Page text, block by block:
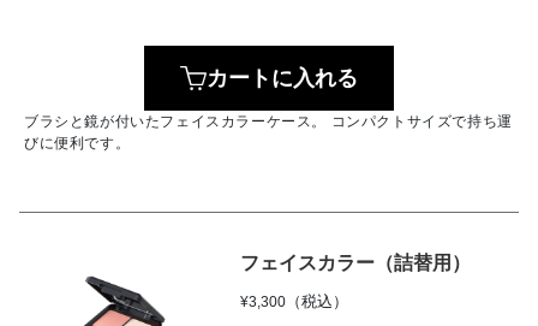
カートに入れる
ブラシと鏡が付いたフェイスカラーケース。 コンパクトサイズで持ち運
びに便利です。
フェイスカラー（詰替用）
¥3,300 （税込）